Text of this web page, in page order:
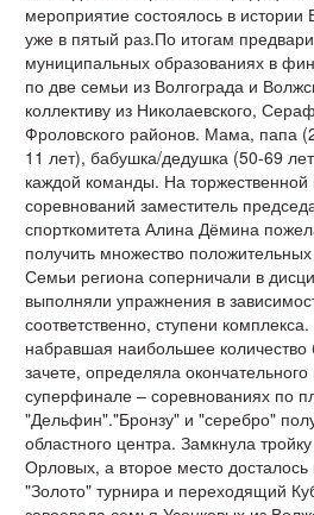
мероприятие состоялось в истории
уже в пятый раз.По итогам
муниципальных образованиях в
по две семьи из Волгограда и
коллективу из Николаевского,
Фроловского районов. Мама, папа
11 лет), бабушка/дедушка (50-69
каждой команды. На
соревнований заместитель
спорткомитета Алина Дёмина
получить множество
Семьи региона соперничали в
выполняли упражнения в
соответственно, ступени
набравшая наибольшее
зачете, определяла
суперфинале – соревнованиях по
"Дельфин"."Бронзу" и "серебро"
областного центра. Замкнула
Орловых, а второе место
"Золото" турнира и переходящий